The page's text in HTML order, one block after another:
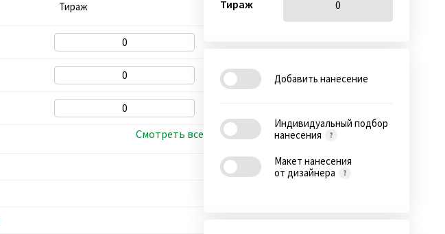
Тираж
Смотреть все
Тираж
Добавить нанесение
Индивидуальный подбор
нанесения
Макет нанесения
от дизайнера